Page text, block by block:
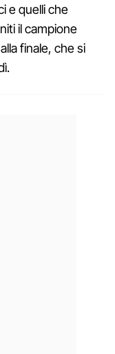
e quelli che
il campione
finale, che si